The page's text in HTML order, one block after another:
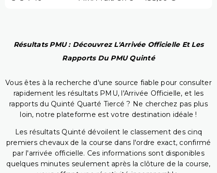
Résultats PMU : Découvrez L'Arrivée Officielle Et Les
Rapports Du PMU Quinté
Vous êtes à la recherche d'une source fiable pour consulter
rapidement les résultats PMU, l'Arrivée Officielle, et les
rapports du Quinté Quarté Tiercé ? Ne cherchez pas plus
loin, notre plateforme est votre destination idéale !
Les résultats Quinté dévoilent le classement des cinq
premiers chevaux de la course dans l'ordre exact, confirmé
par l'arrivée officielle. Ces informations sont disponibles
quelques minutes seulement après la clôture de la course,